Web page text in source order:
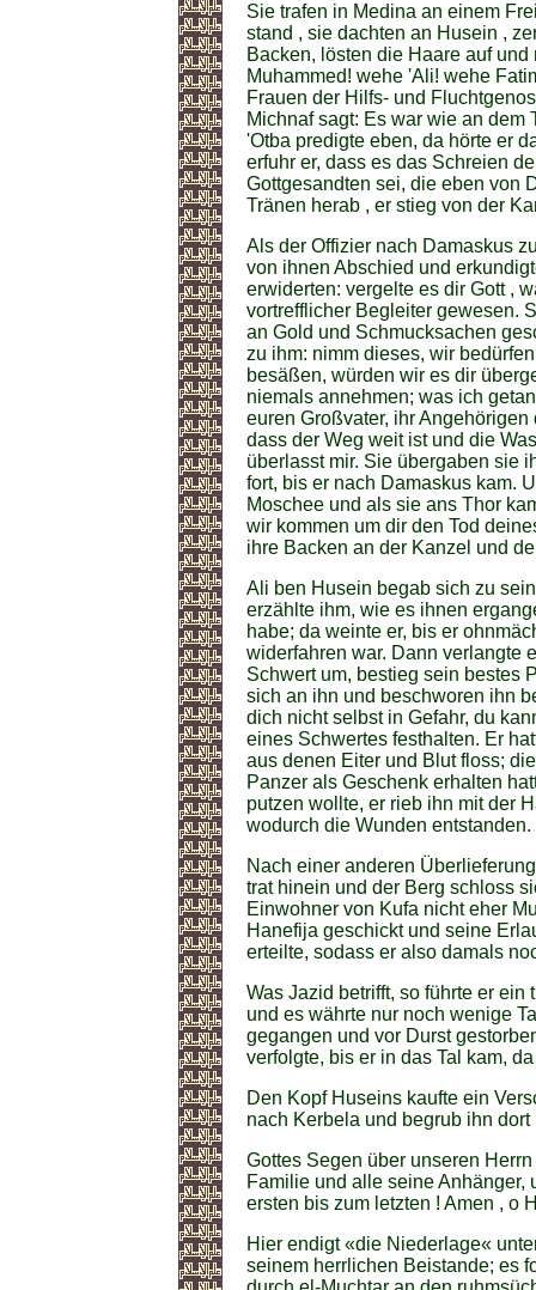
Sie trafen in Medina an einem
stand , sie dachten an Husein ,
Backen, lösten die Haare auf
Muhammed! wehe 'Ali! wehe
Frauen der Hilfs- und
Michnaf sagt: Es war wie an dem
'Otba predigte eben, da hörte er
erfuhr er, dass es das Schreien
Gottgesandten sei, die eben von
Tränen herab , er stieg von der
Als der Offizier nach Damaskus
von ihnen Abschied und
erwiderten: vergelte es dir Gott ,
vortrefflicher Begleiter gewesen.
an Gold und Schmucksachen
zu ihm: nimm dieses, wir
besäßen, würden wir es dir
niemals annehmen; was ich
euren Großvater, ihr
dass der Weg weit ist und die
überlasst mir. Sie übergaben sie
fort, bis er nach Damaskus kam.
Moschee und als sie ans Thor
wir kommen um dir den Tod
ihre Backen an der Kanzel und
Ali ben Husein begab sich zu
erzählte ihm, wie es ihnen
habe; da weinte er, bis er
widerfahren war. Dann verlangte
Schwert um, bestieg sein bestes
sich an ihn und beschworen ihn
dich nicht selbst in Gefahr, du
eines Schwertes festhalten. Er
aus denen Eiter und Blut floss;
Panzer als Geschenk erhalten
putzen wollte, er rieb ihn mit der
wodurch die Wunden entstanden.
Nach einer anderen
trat hinein und der Berg schloss
Einwohner von Kufa nicht eher
Hanefija geschickt und seine
erteilte, sodass er also damals
Was Jazid betrifft, so führte er
und es währte nur noch wenige
gegangen und vor Durst
verfolgte, bis er in das Tal kam,
Den Kopf Huseins kaufte ein
nach Kerbela und begrub ihn dort
Gottes Segen über unseren
Familie und alle seine Anhänger,
ersten bis zum letzten ! Amen , o
Hier endigt «die Niederlage«
seinem herrlichen Beistande; es